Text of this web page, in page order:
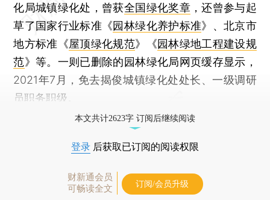
化局城镇绿化处，曾获全国绿化奖章，还曾参与起
草了国家行业标准《园林绿化养护标准》、北京市
地方标准《屋顶绿化规范》《园林绿地工程建设规
范》等。一则已删除的园林绿化局网页缓存显示，
2021年7月，免去揭俊城镇绿化处处长、一级调研
员职务职级。
本文共计2623字 订阅后继续阅读
登录 后获取已订阅的阅读权限
财新通会员
可畅读全文
订阅/会员升级